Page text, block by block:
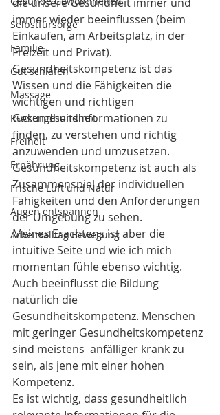
Selbstfürsorge
Familie
Gut schlafen
Massage
Rückengesundheit
Freiheit
Ernährung
Frische Luft und Natur
Augen entspannen
Arbeitsalltag Bewegung
immer wieder beeinflussen (beim
Einkaufen, am Arbeitsplatz, in der
Freizeit und Privat).
Gesundheitskompetenz ist das
Wissen und die Fähigkeiten die
wichtigen und richtigen
Gesundheitsinformationen zu
finden, zu verstehen und richtig
anzuwenden und umzusetzen.
Gesundheitskompetenz ist auch als
Zusammenspiel der individuellen
Fähigkeiten und den Anforderungen
der Umgebung zu sehen.
Meines Erachtens ist aber die
intuitive Seite und wie ich mich
momentan fühle ebenso wichtig.
Auch beeinflusst die Bildung
natürlich die
Gesundheitskompetenz. Menschen
mit geringer Gesundheitskompetenz
sind meistens  anfälliger krank zu
sein, als jene mit einer hohen
Kompetenz.
Es ist wichtig, dass gesundheitlich